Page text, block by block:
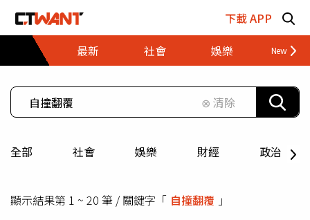
下載 APP
最新
社會 娛樂 財經
⊗ 清除
全部 社會 娛樂 財經 政治
顯示結果第 1 ~ 20 筆 / 關鍵字「 自撞翻覆 」